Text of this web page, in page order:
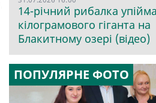
14-річний рибалка
кілограмового гіганта на
Блакитному озері (відео)
ПОПУЛЯРНЕ ФОТО